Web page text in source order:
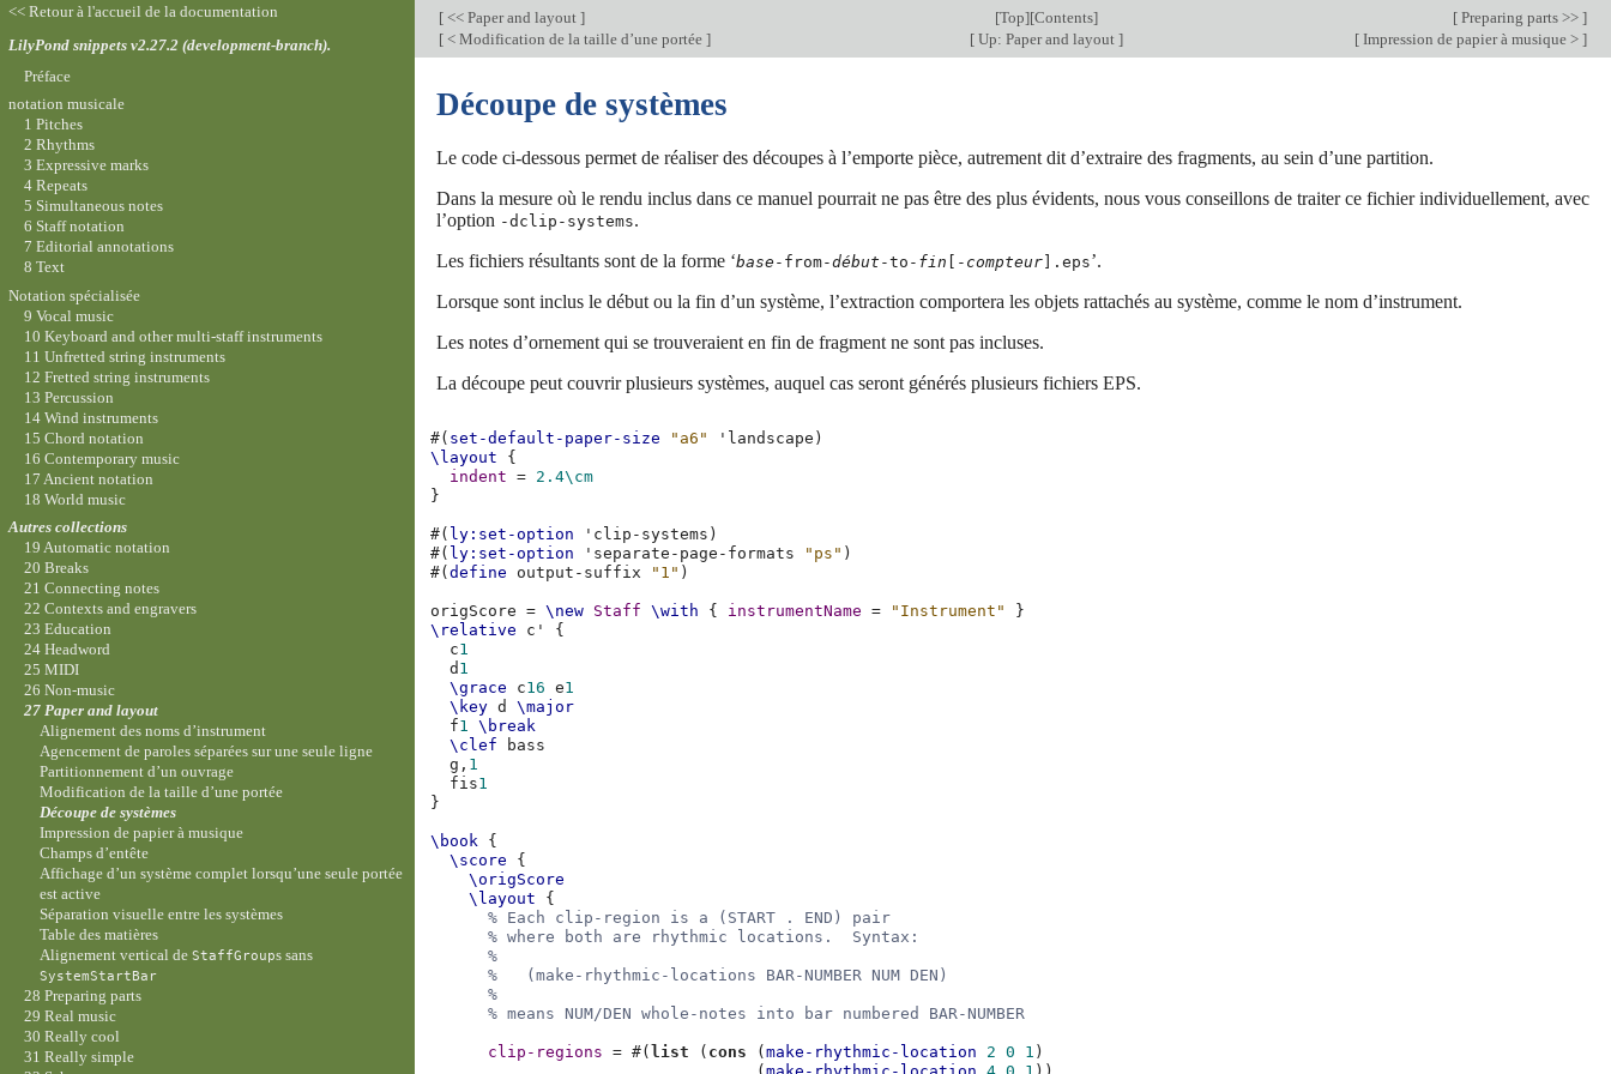
[ << Paper and layout ] [Top][Contents] [ Preparing parts >> ]
[ < Modification de la taille d’une portée ] [ Up: Paper and layout ] [ Impression de papier à musique > ]
Découpe de systèmes
Le code ci-dessous permet de réaliser des découpes à l’emporte pièce, autrement dit d’extraire des fragments, au sein d’une partition.
Dans la mesure où le rendu inclus dans ce manuel pourrait ne pas être des plus évidents, nous vous conseillons de traiter ce fichier individuellement, avec
l’option -dclip-systems.
Les fichiers résultants sont de la forme ‘base -from-début -to- fin [- compteur ].eps’.
Lorsque sont inclus le début ou la fin d’un système, l’extraction comportera les objets rattachés au système, comme le nom d’instrument.
Les notes d’ornement qui se trouveraient en fin de fragment ne sont pas incluses.
La découpe peut couvrir plusieurs systèmes, auquel cas seront générés plusieurs fichiers EPS.
#( set-default-paper-size "a6" 'landscape )
\layout
{
indent
= 2.4\cm
}
#( ly:set-option 'clip-systems )
#( ly:set-option 'separate-page-formats "ps" )
#(define output-suffix "1" )
origScore = \new Staff \with { instrumentName = "Instrument"
}
\relative
c'
{
c1
d 1
\grace
c16 e1
\key d
\major
f1
\break
\clef
bass
g, 1
fis1
}
\book {
\score
{
\origScore
\layout
{
% Each clip-region is a (START . END) pair
% where both are rhythmic locations.  Syntax:
%
%   (make-rhythmic-locations BAR-NUMBER NUM DEN)
%
% means NUM/DEN whole-notes into bar numbered BAR-NUMBER
clip-regions = #( list ( cons (make-rhythmic-location 2 0 1 )
<< Retour à l'accueil de la documentation
LilyPond snippets v2.27.2 (development-branch).
Préface
notation musicale
1 Pitches
2 Rhythms
3 Expressive marks
4 Repeats
5 Simultaneous notes
6 Staff notation
7 Editorial annotations
8 Text
Notation spécialisée
9 Vocal music
10 Keyboard and other multi-staff instruments
11 Unfretted string instruments
12 Fretted string instruments
13 Percussion
14 Wind instruments
15 Chord notation
16 Contemporary music
17 Ancient notation
18 World music
Autres collections
19 Automatic notation
20 Breaks
21 Connecting notes
22 Contexts and engravers
23 Education
24 Headword
25 MIDI
26 Non-music
27 Paper and layout
Alignement des noms d’instrument
Agencement de paroles séparées sur une seule ligne
Partitionnement d’un ouvrage
Modification de la taille d’une portée
Découpe de systèmes
Impression de papier à musique
Champs d’entête
Affichage d’un système complet lorsqu’une seule portée
est active
Séparation visuelle entre les systèmes
Table des matières
Alignement vertical deStaffGroups sans
SystemStartBar
28 Preparing parts
29 Real music
30 Really cool
31 Really simple